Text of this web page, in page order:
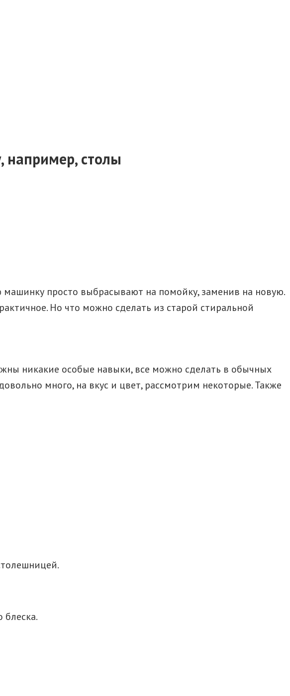
например, столы
просто выбрасывают на помойку, заменив на новую.
Но что можно сделать из старой стиральной
никакие особые навыки, все можно сделать в обычных
много, на вкус и цвет, рассмотрим некоторые. Также